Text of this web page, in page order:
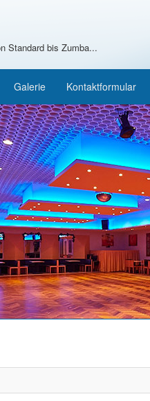
Standard bis Zumba...
Galerie Kontaktformular